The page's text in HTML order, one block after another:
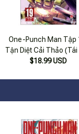
One-Punch Man Tập
Tận Diệt Cải Thảo (Tái
2022)
$18.99 USD